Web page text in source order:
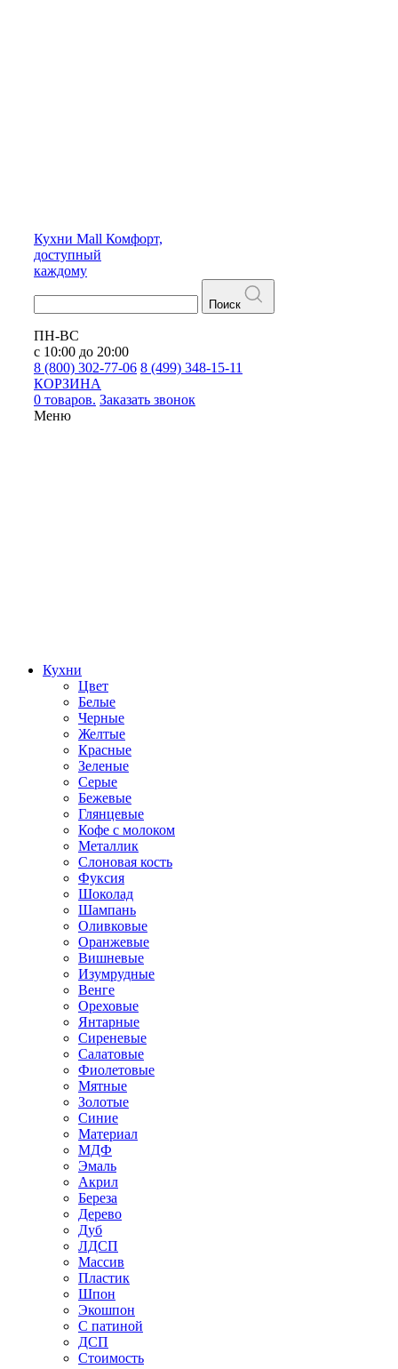
Кухни Mall Комфорт,
доступный
каждому
Поиск
ПН-ВС
с 10:00 до 20:00
8 (800) 302-77-06 8 (499) 348-15-11
КОРЗИНА
0 товаров. Заказать звонок
Меню
Кухни
Цвет
Белые
Черные
Желтые
Красные
Зеленые
Серые
Бежевые
Глянцевые
Кофе с молоком
Металлик
Слоновая кость
Фуксия
Шоколад
Шампань
Оливковые
Оранжевые
Вишневые
Изумрудные
Венге
Ореховые
Янтарные
Сиреневые
Салатовые
Фиолетовые
Мятные
Золотые
Синие
Материал
МДФ
Эмаль
Акрил
Береза
Дерево
Дуб
ЛДСП
Массив
Пластик
Шпон
Экошпон
С патиной
ДСП
Стоимость